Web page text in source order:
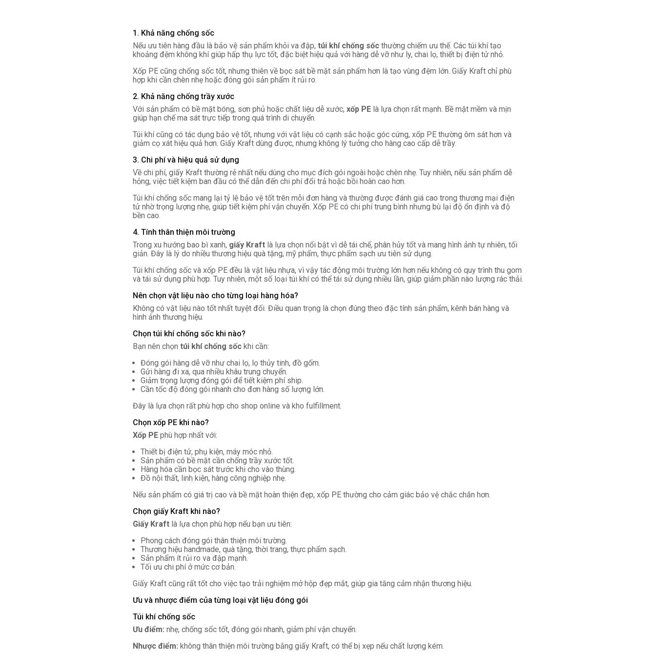
1. Khả năng chống sốc
Nếu ưu tiên hàng đầu là bảo vệ sản phẩm khỏi va đập, túi khí chống sốc thường chiếm ưu thế. Các túi khí tạo
khoảng đệm không khí giúp hấp thụ lực tốt, đặc biệt hiệu quả với hàng dễ vỡ như ly, chai lọ, thiết bị điện tử nhỏ.
Xốp PE cũng chống sốc tốt, nhưng thiên về bọc sát bề mặt sản phẩm hơn là tạo vùng đệm lớn. Giấy Kraft chỉ phù
hợp khi cần chèn nhẹ hoặc đóng gói sản phẩm ít rủi ro.
2. Khả năng chống trầy xước
Với sản phẩm có bề mặt bóng, sơn phủ hoặc chất liệu dễ xước, xốp PE là lựa chọn rất mạnh. Bề mặt mềm và mịn
giúp hạn chế ma sát trực tiếp trong quá trình di chuyển.
Túi khí cũng có tác dụng bảo vệ tốt, nhưng với vật liệu có cạnh sắc hoặc góc cứng, xốp PE thường ôm sát hơn và
giảm cọ xát hiệu quả hơn. Giấy Kraft dùng được, nhưng không lý tưởng cho hàng cao cấp dễ trầy.
3. Chi phí và hiệu quả sử dụng
Về chi phí, giấy Kraft thường rẻ nhất nếu dùng cho mục đích gói ngoài hoặc chèn nhẹ. Tuy nhiên, nếu sản phẩm dễ
hỏng, việc tiết kiệm ban đầu có thể dẫn đến chi phí đổi trả hoặc bồi hoàn cao hơn.
Túi khí chống sốc mang lại tỷ lệ bảo vệ tốt trên mỗi đơn hàng và thường được đánh giá cao trong thương mại điện
tử nhờ trọng lượng nhẹ, giúp tiết kiệm phí vận chuyển. Xốp PE có chi phí trung bình nhưng bù lại độ ổn định và độ
bền cao.
4. Tính thân thiện môi trường
Trong xu hướng bao bì xanh, giấy Kraft là lựa chọn nổi bật vì dễ tái chế, phân hủy tốt và mang hình ảnh tự nhiên, tối
giản. Đây là lý do nhiều thương hiệu quà tặng, mỹ phẩm, thực phẩm sạch ưu tiên sử dụng.
Túi khí chống sốc và xốp PE đều là vật liệu nhựa, vì vậy tác động môi trường lớn hơn nếu không có quy trình thu gom
và tái sử dụng phù hợp. Tuy nhiên, một số loại túi khí có thể tái sử dụng nhiều lần, giúp giảm phần nào lượng rác thải.
Nên chọn vật liệu nào cho từng loại hàng hóa?
Không có vật liệu nào tốt nhất tuyệt đối. Điều quan trọng là chọn đúng theo đặc tính sản phẩm, kênh bán hàng và
hình ảnh thương hiệu.
Chọn túi khí chống sốc khi nào?
Bạn nên chọn túi khí chống sốc khi cần:
Đóng gói hàng dễ vỡ như chai lọ, lọ thủy tinh, đồ gốm.
Gửi hàng đi xa, qua nhiều khâu trung chuyển.
Giảm trọng lượng đóng gói để tiết kiệm phí ship.
Cần tốc độ đóng gói nhanh cho đơn hàng số lượng lớn.
Đây là lựa chọn rất phù hợp cho shop online và kho fulfillment.
Chọn xốp PE khi nào?
Xốp PE phù hợp nhất với:
Thiết bị điện tử, phụ kiện, máy móc nhỏ.
Sản phẩm có bề mặt cần chống trầy xước tốt.
Hàng hóa cần bọc sát trước khi cho vào thùng.
Đồ nội thất, linh kiện, hàng công nghiệp nhẹ.
Nếu sản phẩm có giá trị cao và bề mặt hoàn thiện đẹp, xốp PE thường cho cảm giác bảo vệ chắc chắn hơn.
Chọn giấy Kraft khi nào?
Giấy Kraft là lựa chọn phù hợp nếu bạn ưu tiên:
Phong cách đóng gói thân thiện môi trường.
Thương hiệu handmade, quà tặng, thời trang, thực phẩm sạch.
Sản phẩm ít rủi ro va đập mạnh.
Tối ưu chi phí ở mức cơ bản.
Giấy Kraft cũng rất tốt cho việc tạo trải nghiệm mở hộp đẹp mắt, giúp gia tăng cảm nhận thương hiệu.
Ưu và nhược điểm của từng loại vật liệu đóng gói
Túi khí chống sốc
Ưu điểm: nhẹ, chống sốc tốt, đóng gói nhanh, giảm phí vận chuyển.
Nhược điểm: không thân thiện môi trường bằng giấy Kraft, có thể bị xẹp nếu chất lượng kém.